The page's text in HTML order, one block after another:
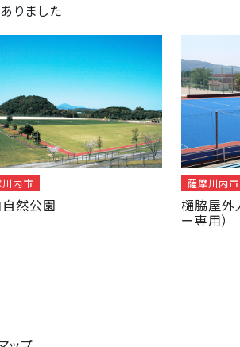
りました
内市
然公園
薩摩川内市
樋脇屋外
ー専用）